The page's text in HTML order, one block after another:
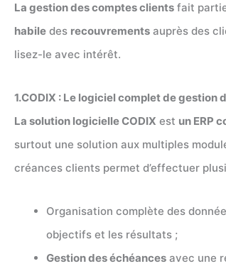
La gestion des comptes clients fait
habile des recouvrements auprès des
lisez-le avec intérêt.
1.CODIX : Le logiciel complet de gestion
La solution logicielle CODIX est un ERP
surtout une solution aux multiples
créances clients permet d’effectuer
Organisation complète des
objectifs et les résultats ;
Gestion des échéances avec une